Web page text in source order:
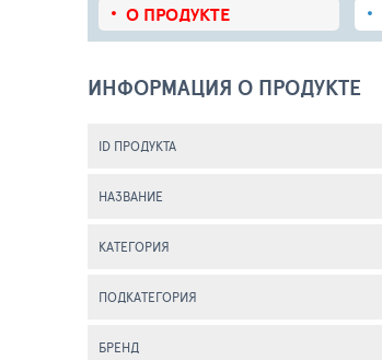
О ПРОДУКТЕ
ИНФОРМАЦИЯ О ПРОДУКТЕ
ID ПРОДУКТА
НАЗВАНИЕ
КАТЕГОРИЯ
ПОДКАТЕГОРИЯ
БРЕНД